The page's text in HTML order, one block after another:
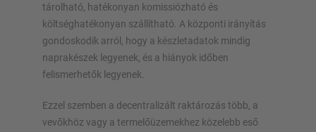
tárolható, hatékonyan komissiózható és
költséghatékonyan szállítható. A központi irányítás
gondoskodik arról, hogy a készletadatok mindig
naprakészek legyenek, és a hiányok időben
felismerhetők legyenek.
Ezzel szemben a decentralizált raktározás több, a
vevőkhöz vagy a termelőüzemekhez közelebb eső